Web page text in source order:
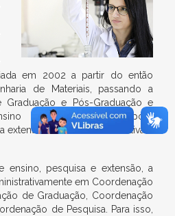
em 2002 a partir do então
de Materiais, passando a
e Pós-Graduação e
de graduação, de pós-
extensão de forma mais efetiva e
ensino, pesquisa e extensão, a
em Coordenação
de Graduação, Coordenação
de Pesquisa. Para isso,